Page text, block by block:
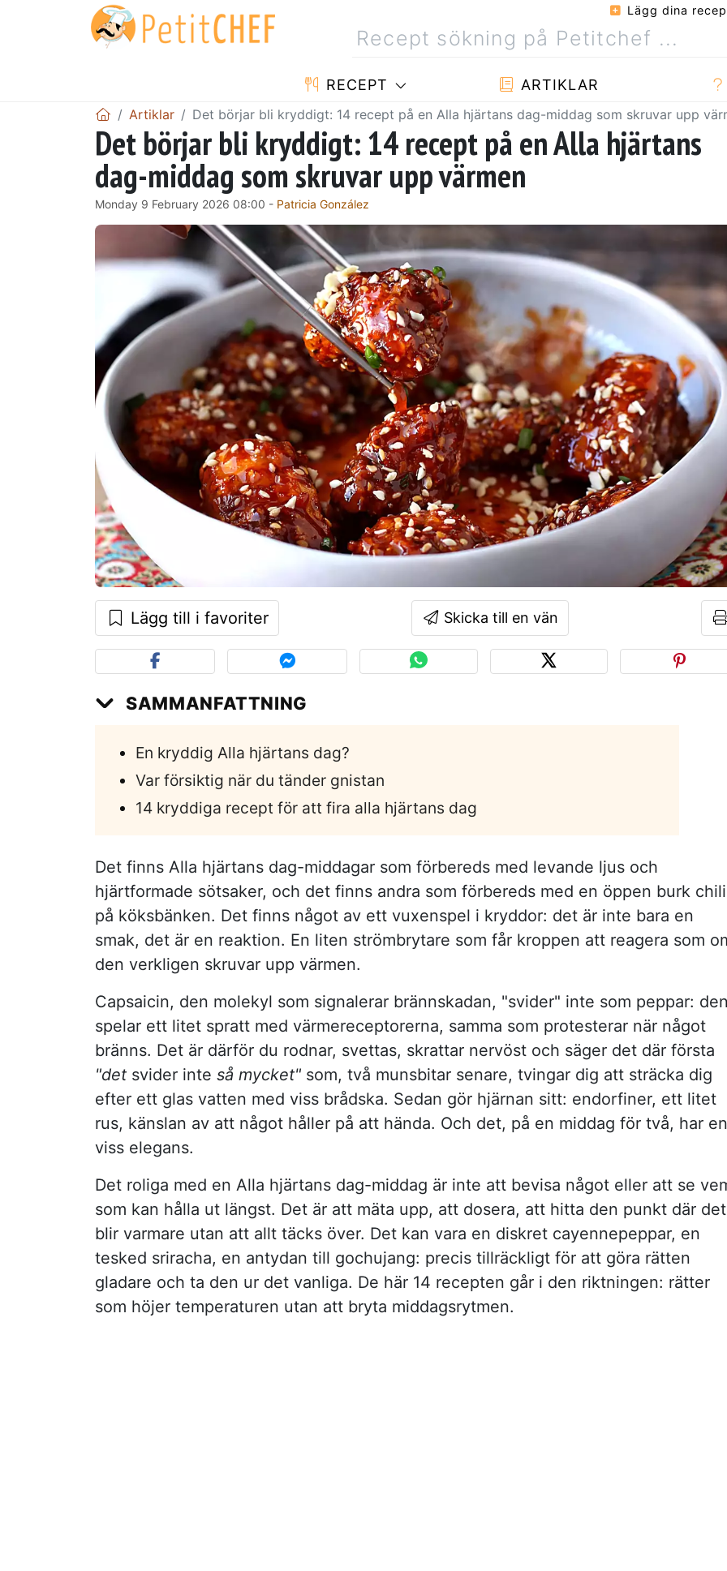
Lägg dina
RECEPT ARTIKLAR
Artiklar Det börjar bli kryddigt: 14 recept på en Alla hjärtans dag-middag som skruvar upp
Det börjar bli kryddigt: 14 recept på en Alla hjärtans
dag-middag som skruvar upp värmen
Monday 9 February 2026 08:00 - Patricia González
Lägg till i favoriter Skicka till en vän
SAMMANFATTNING
En kryddig Alla hjärtans dag?
Var försiktig när du tänder gnistan
14 kryddiga recept för att fira alla hjärtans dag
Det finns Alla hjärtans dag-middagar som förbereds med levande ljus och
hjärtformade sötsaker, och det finns andra som förbereds med en öppen burk chili
på köksbänken. Det finns något av ett vuxenspel i kryddor: det är inte bara en
smak, det är en reaktion. En liten strömbrytare som får kroppen att reagera som
den verkligen skruvar upp värmen.
Capsaicin, den molekyl som signalerar brännskadan, "svider" inte som peppar: den
spelar ett litet spratt med värmereceptorerna, samma som protesterar när något
bränns. Det är därför du rodnar, svettas, skrattar nervöst och säger det där första
"det svider inte så mycket" som, två munsbitar senare, tvingar dig att sträcka dig
efter ett glas vatten med viss brådska. Sedan gör hjärnan sitt: endorfiner, ett litet
rus, känslan av att något håller på att hända. Och det, på en middag för två, har en
viss elegans.
Det roliga med en Alla hjärtans dag-middag är inte att bevisa något eller att se
som kan hålla ut längst. Det är att mäta upp, att dosera, att hitta den punkt där det
blir varmare utan att allt täcks över. Det kan vara en diskret cayennepeppar, en
tesked sriracha, en antydan till gochujang: precis tillräckligt för att göra rätten
gladare och ta den ur det vanliga. De här 14 recepten går i den riktningen: rätter
som höjer temperaturen utan att bryta middagsrytmen.